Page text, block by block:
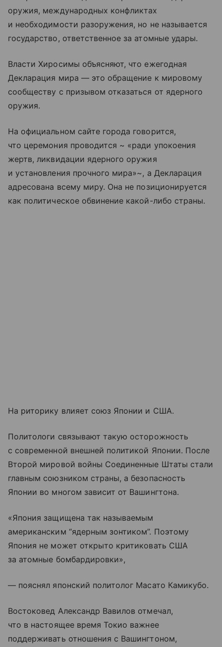
оружия, международных конфликтах
и необходимости разоружения, но не называется
государство, ответственное за атомные удары.
Власти Хиросимы объясняют, что ежегодная
Декларация мира — это обращение к мировому
сообществу с призывом отказаться от ядерного
оружия.
На официальном сайте города говорится,
что церемония проводится ~ «ради упокоения
жертв, ликвидации ядерного оружия
и установления прочного мира»~, а Декларация
адресована всему миру. Она не позиционируется
как политическое обвинение какой-либо страны.
На риторику влияет союз Японии и США.
Политологи связывают такую осторожность
с современной внешней политикой Японии. После
Второй мировой войны Соединенные Штаты стали
главным союзником страны, а безопасность
Японии во многом зависит от Вашингтона.
«Япония защищена так называемым
американским “ядерным зонтиком”. Поэтому
Япония не может открыто критиковать США
за атомные бомбардировки»,
— пояснял японский политолог Масато Камикубо.
Востоковед Александр Вавилов отмечал,
что в настоящее время Токио важнее
поддерживать отношения с Вашингтоном,